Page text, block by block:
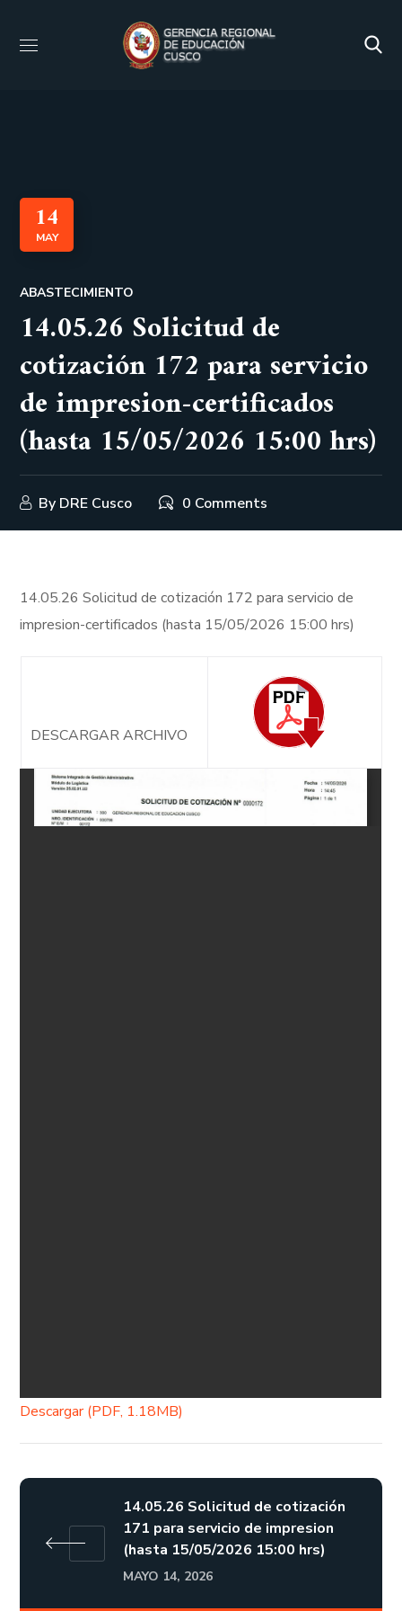
14
MAY
ABASTECIMIENTO
14.05.26 Solicitud de
cotización 172 para servicio
de impresion-certificados
(hasta 15/05/2026 15:00 hrs)
By DRE Cusco 0 Comments
14.05.26 Solicitud de cotización 172 para servicio de
impresion-certificados (hasta 15/05/2026 15:00 hrs)
DESCARGAR ARCHIVO
Descargar (PDF, 1.18MB)
14.05.26 Solicitud de cotización
171 para servicio de impresion
(hasta 15/05/2026 15:00 hrs)
MAYO 14, 2026